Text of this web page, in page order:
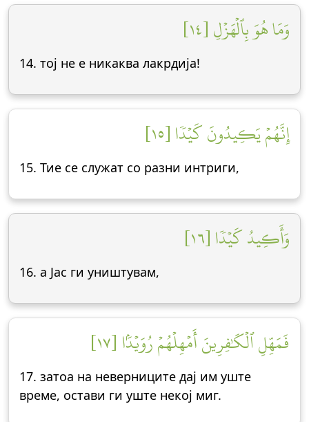
وَمَا هُوَ بِٱلۡهَزۡلِ [١٤]
14. тој не е никаква лакрдија!
إِنَّهُمۡ يَكِيدُونَ كَيۡدٗا [١٥]
15. Тие се служат со разни интриги,
وَأَكِيدُ كَيۡدٗا [١٦]
16. а Јас ги уништувам,
فَمَهِّلِ ٱلۡكَٰفِرِينَ أَمۡهِلۡهُمۡ رُوَيۡدَۢا [١٧]
17. затоа на неверниците дај им уште
време, остави ги уште некој миг.